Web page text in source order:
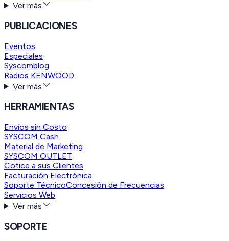
Ver más
PUBLICACIONES
Eventos
Especiales
Syscomblog
Radios KENWOOD
Ver más
HERRAMIENTAS
Envíos sin Costo
SYSCOM Cash
Material de Marketing
SYSCOM OUTLET
Cotice a sus Clientes
Facturación Electrónica
Soporte TécnicoConcesión de Frecuencias
Servicios Web
Ver más
SOPORTE